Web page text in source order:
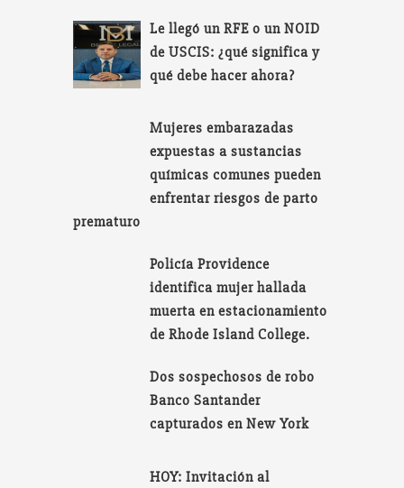
Le llegó un RFE o un NOID
de USCIS: ¿qué significa y
qué debe hacer ahora?
Mujeres embarazadas
expuestas a sustancias
químicas comunes pueden
enfrentar riesgos de parto
prematuro
Policía Providence
identifica mujer hallada
muerta en estacionamiento
de Rhode Island College.
Dos sospechosos de robo
Banco Santander
capturados en New York
HOY: Invitación al